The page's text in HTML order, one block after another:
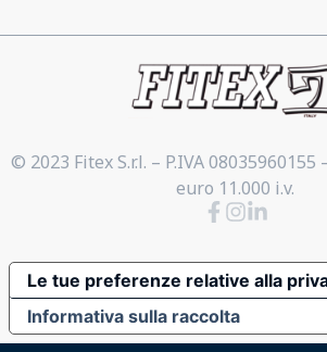
© 2023 Fitex S.r.l. – P.IVA
euro 11.000 i.v.
Informativa sulla raccolta
Le tue preferenze relative alla